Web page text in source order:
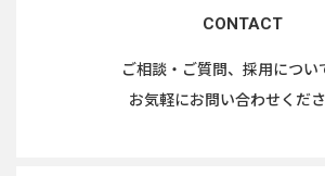
CONTACT
ご相談・ご質問、採用につい
お気軽にお問い合わせくださ